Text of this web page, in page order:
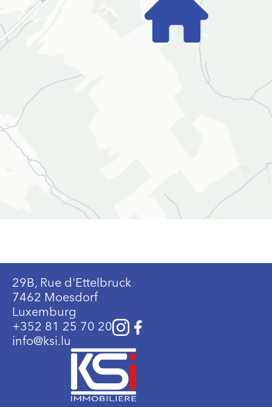
29B, Rue d'Ettelbruck
7462 Moesdorf
Luxemburg
+352 81 25 70 20
info@ksi.lu